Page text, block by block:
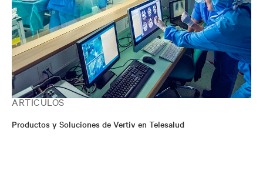
ARTÍCULOS
Productos y Soluciones de Vertiv en Telesalud